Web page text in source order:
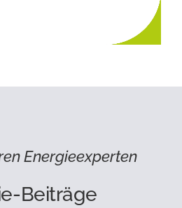
Energieexperten
Beiträge